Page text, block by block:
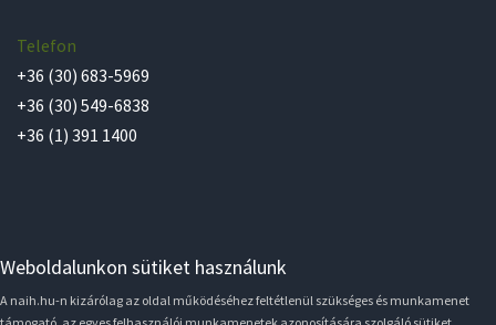
Telefon
+36 (30) 683-5969
+36 (30) 549-6838
+36 (1) 391 1400
Weboldalunkon sütiket használunk
A naih.hu-n kizárólag az oldal működéséhez feltétlenül szükséges és munkamenet